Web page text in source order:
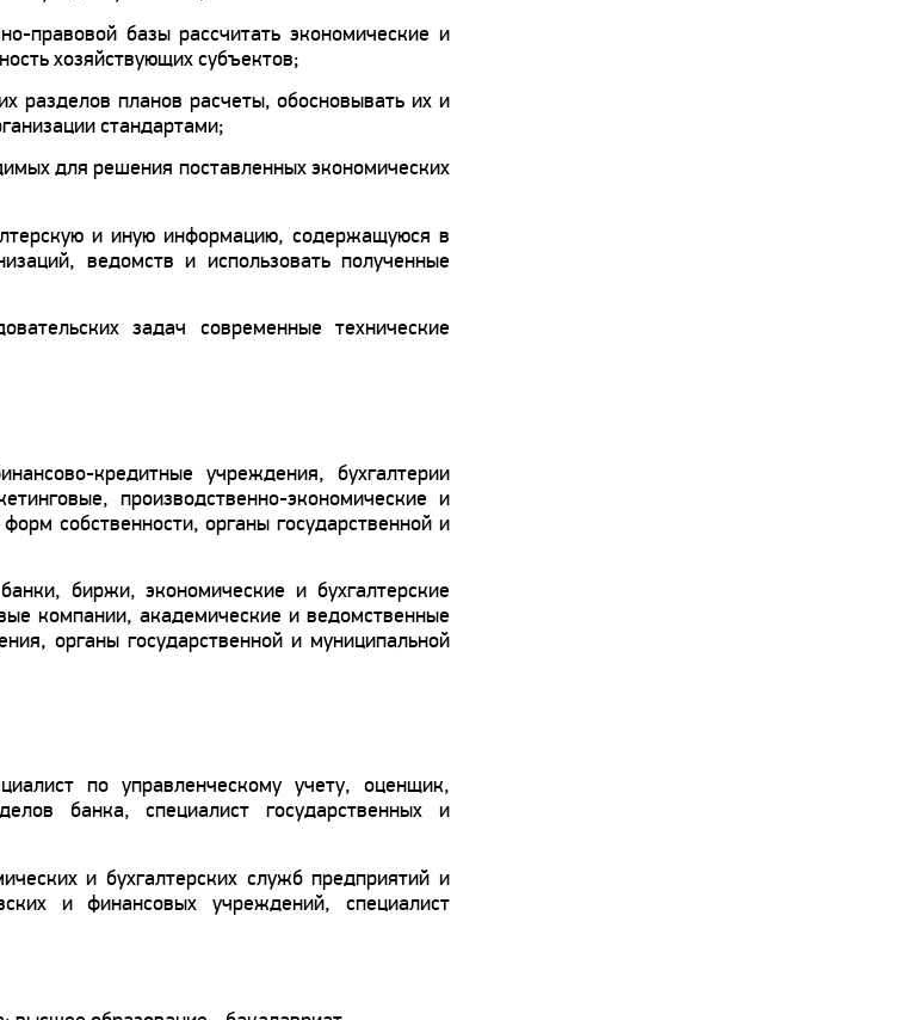
правовой базы рассчитать экономические и
хозяйствующих субъектов;
разделов планов расчеты, обосновывать их и
стандартами;
для решения поставленных экономических
и иную информацию, содержащуюся в
ведомств и использовать полученные
задач современные технические
кредитные учреждения, бухгалтерии
производственно-экономические и
собственности, органы государственной и
биржи, экономические и бухгалтерские
компании, академические и ведомственные
органы государственной и муниципальной
по управленческому учету, оценщик,
банка, специалист государственных и
и бухгалтерских служб предприятий и
и финансовых учреждений, специалист